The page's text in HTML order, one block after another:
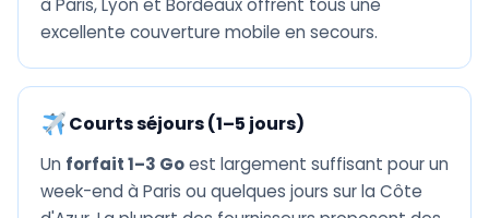
à Paris, Lyon et Bordeaux offrent tous une
excellente couverture mobile en secours.
Courts séjours (1–5 jours)
Un forfait 1–3 Goest largement suffisant pour un
week-end à Paris ou quelques jours sur la Côte